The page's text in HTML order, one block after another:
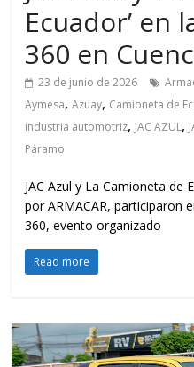
Ecuador’ en
360 en
23 de junio de 2026
Aymesa,Azuay, Camioneta de
industria automotriz, JAC AZUL,
Páramo
JAC Azul y La Camioneta de
por ARMACAR,
360, evento organizado
Read more